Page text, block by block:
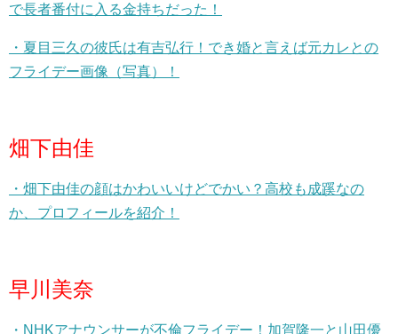
で長者番付に入る金持ちだった！
・夏目三久の彼氏は有吉弘行！でき婚と言えば元カレとの
フライデー画像（写真）！
畑下由佳
・畑下由佳の顔はかわいいけどでかい？高校も成蹊なの
か、プロフィールを紹介！
早川美奈
・NHKアナウンサーが不倫フライデー！加賀隆一と山田優